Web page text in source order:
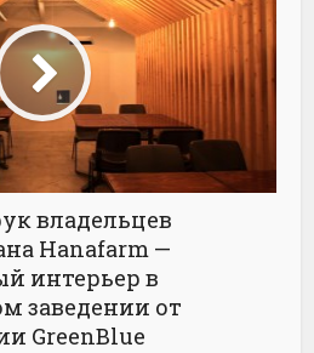
владельцев
Hanafarm —
интерьер в
заведении от
GreenBlue